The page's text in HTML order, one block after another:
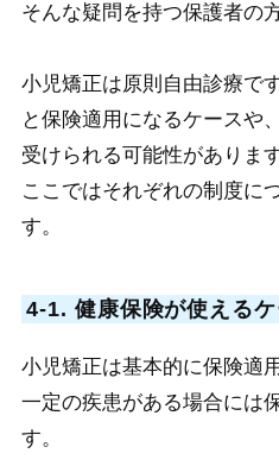
そんな疑問を持つ保護者の
小児矯正は原則自由診療で
と保険適用になるケースや
受けられる可能性があります
ここではそれぞれの制度に
す。
4-1. 健康保険が使える
小児矯正は基本的に保険適
一定の疾患がある場合には
す。